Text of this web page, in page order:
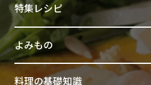
特集レシピ
よみもの
料理の基礎知識